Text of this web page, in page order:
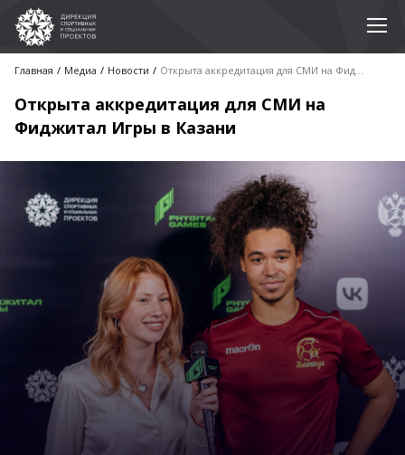
Главная Медиа Новости Открыта аккредитация для СМИ на Фиджитал Игры в Казани
Открыта аккредитация для СМИ на
Фиджитал Игры в Казани